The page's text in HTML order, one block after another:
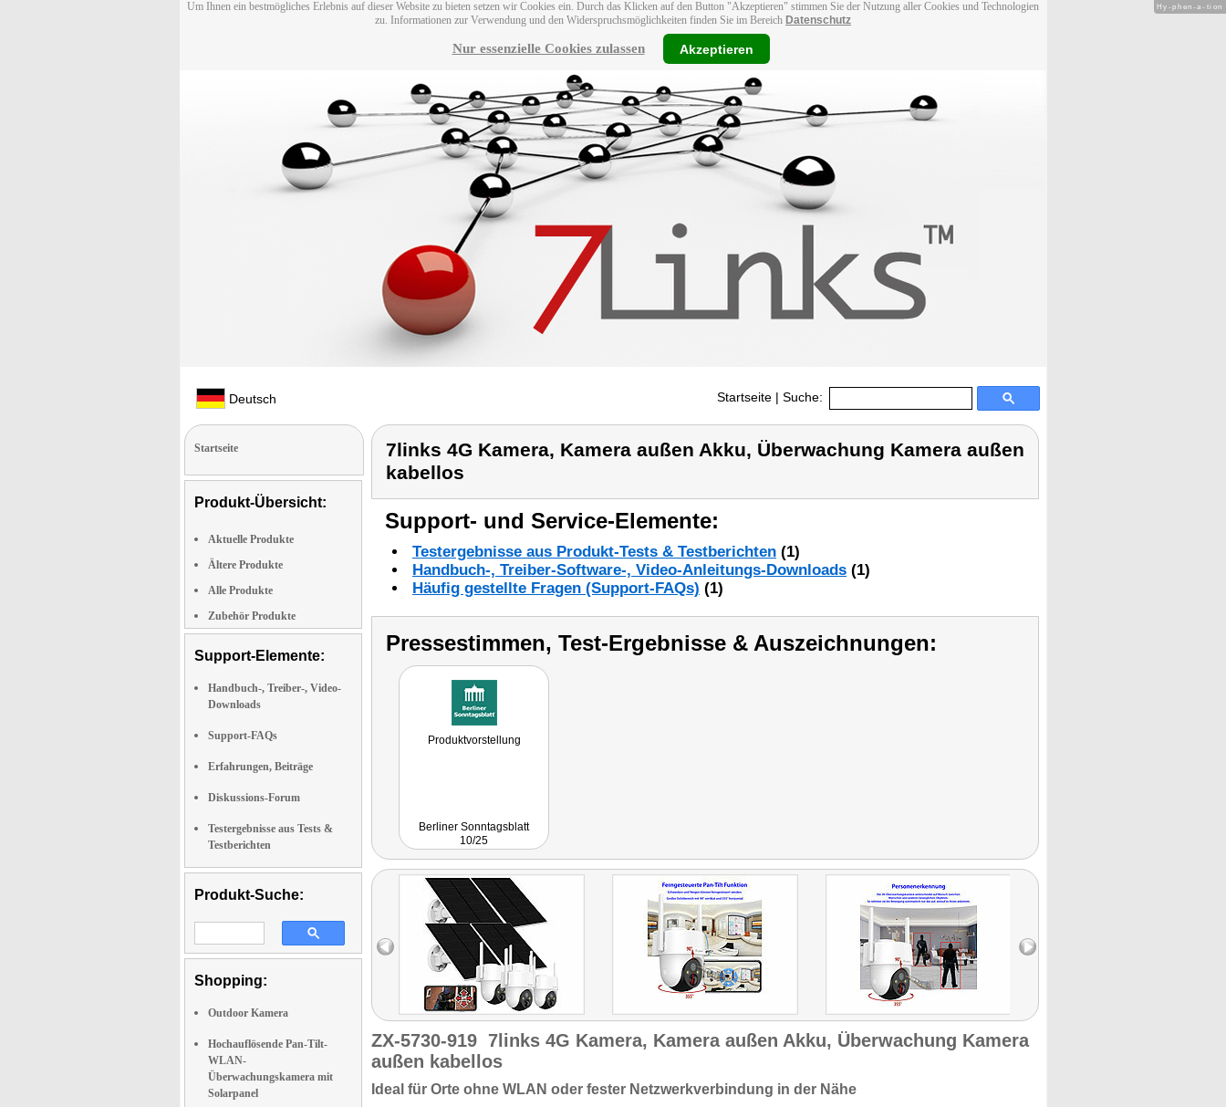
Um Ihnen ein bestmögliches Erlebnis auf dieser Website zu bieten setzen wir Cookies ein. Durch das Klicken auf den Button "Akzeptieren" stimmen Sie der Nutzung aller Cookies und Technologien
zu. Informationen zur Verwendung und den Widerspruchsmöglichkeiten finden Sie im Bereich Datenschutz
Nur essenzielle Cookies zulassen Akzeptieren
Deutsch Startseite | Suche:
Startseite
Produkt-Übersicht:
Aktuelle Produkte
Ältere Produkte
Alle Produkte
Zubehör Produkte
Support-Elemente:
Handbuch-, Treiber-, Video-
Downloads
Support-FAQs
Erfahrungen, Beiträge
Diskussions-Forum
Testergebnisse aus Tests &
Testberichten
Produkt-Suche:
Shopping:
Outdoor Kamera
Hochauflösende Pan-Tilt-
WLAN-
Überwachungskamera mit
Solarpanel
7links 4G Kamera, Kamera außen Akku, Überwachung Kamera außen
kabellos
Support- und Service-Elemente:
Testergebnisse aus Produkt-Tests & Testberichten (1)
Handbuch-, Treiber-Software-, Video-Anleitungs-Downloads (1)
Häufig gestellte Fragen (Support-FAQs) (1)
Pressestimmen, Test-Ergebnisse & Auszeichnungen:
Produktvorstellung
Berliner Sonntagsblatt
10/25
ZX-5730-919 7links 4G Kamera, Kamera außen Akku, Überwachung Kamera
außen kabellos
Ideal für Orte ohne WLAN oder fester Netzwerkverbindung in der Nähe
Hy-phen-a-tion